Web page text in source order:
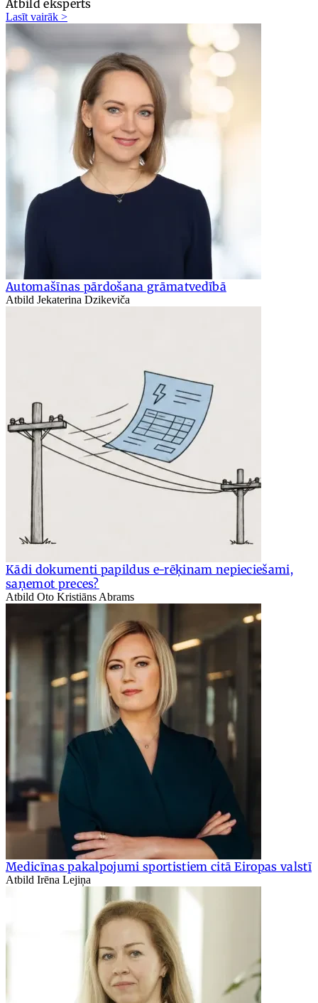
Atbild eksperts
Lasīt vairāk >
Automašīnas pārdošana grāmatvedībā
Atbild Jekaterina Dzikeviča
Kādi dokumenti papildus e-rēķinam nepieciešami,
saņemot preces?
Atbild Oto Kristiāns Abrams
Medicīnas pakalpojumi sportistiem citā Eiropas valstī
Atbild Irēna Lejiņa